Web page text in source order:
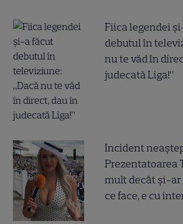
Fiica legendei
debutul în
nu te văd în
judecată Liga!”
Incident
Prezentatoarea
mult decât și-ar
ce face, e cu